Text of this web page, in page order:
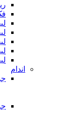
اندام